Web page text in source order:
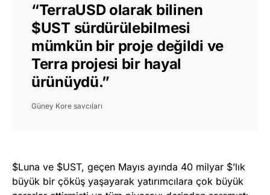
“TerraUSD olarak bilinen
$UST sürdürülebilmesi
mümkün bir proje değildi ve
Terra projesi bir hayal
ürünüydü.”
Güney Kore savcıları
$Luna ve $UST, geçen Mayıs ayında 40 milyar $’lık
büyük bir çöküş yaşayarak yatırımcılara çok büyük